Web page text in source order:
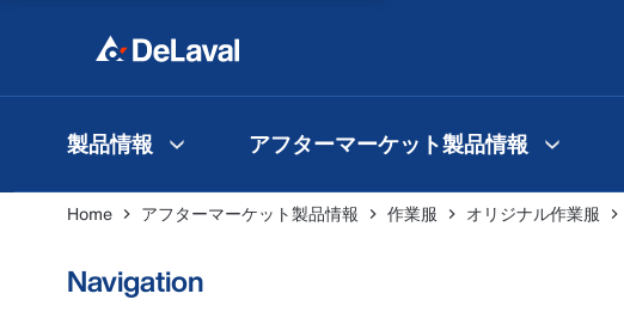
製品情報 アフターマーケット製品情報
Home アフターマーケット製品情報 作業服 オリジナル作業服
Navigation